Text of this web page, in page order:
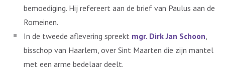
bemoediging. Hij refereert aan de brief van Paulus aan de
Romeinen.
In de tweede aflevering spreekt mgr. Dirk Jan Schoon,
bisschop van Haarlem, over Sint Maarten die zijn mantel
met een arme bedelaar deelt.